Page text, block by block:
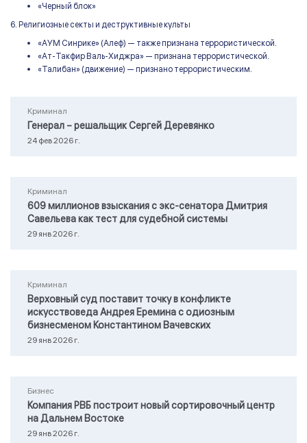
«Черный блок»
6. Религиозные секты и деструктивные культы
«АУМ Синрике» (Алеф) — также признана террористической.
«Ат-Такфир Валь-Хиджра» — признана террористической.
«Талибан» (движение) — признано террористическим.
Криминал
Генерал – решальщик Сергей Деревянко
24 фев 2026 г.
Криминал
609 миллионов взыскания с экс-сенатора Дмитрия
Савельева как тест для судебной системы
29 янв 2026 г.
Криминал
Верховный суд поставит точку в конфликте
искусствоведа Андрея Еремина с одиозным
бизнесменом Константином Вачевских
29 янв 2026 г.
Бизнес
Компания РВБ построит новый сортировочный центр
на Дальнем Востоке
29 янв 2026 г.